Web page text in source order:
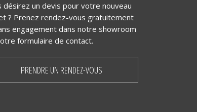
désirez un devis pour votre nouveau
? Prenez rendez-vous gratuitement
engagement dans notre showroom
formulaire de contact.
PRENDRE UN RENDEZ-VOUS